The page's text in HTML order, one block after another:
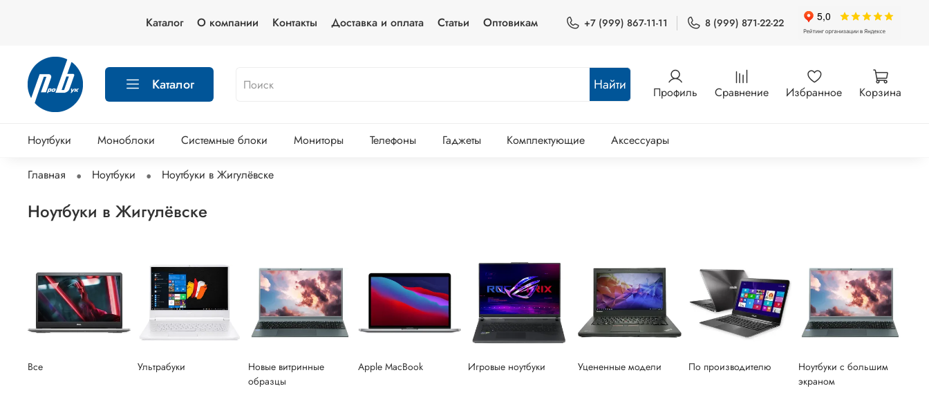
Каталог О компании Контакты Доставка и оплата Статьи Оптовикам +7 (999) 867-11-11 8 (999) 871-22-22
Каталог Найти Профиль Сравнение Избранное Корзина
Ноутбуки Моноблоки Системные блоки Мониторы Телефоны Гаджеты Комплектующие Аксессуары
Главная Ноутбуки Ноутбуки в Жигулёвске
Ноутбуки в Жигулёвске
Все Ультрабуки
Новые витринные
образцы
Apple MacBook Игровые ноутбуки Уцененные модели По производителю
Ноутбуки с большим
экраном